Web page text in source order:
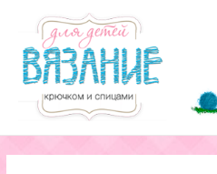
содержимому